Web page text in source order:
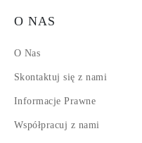
O NAS
O Nas
Skontaktuj się z nami
Informacje Prawne
Współpracuj z nami